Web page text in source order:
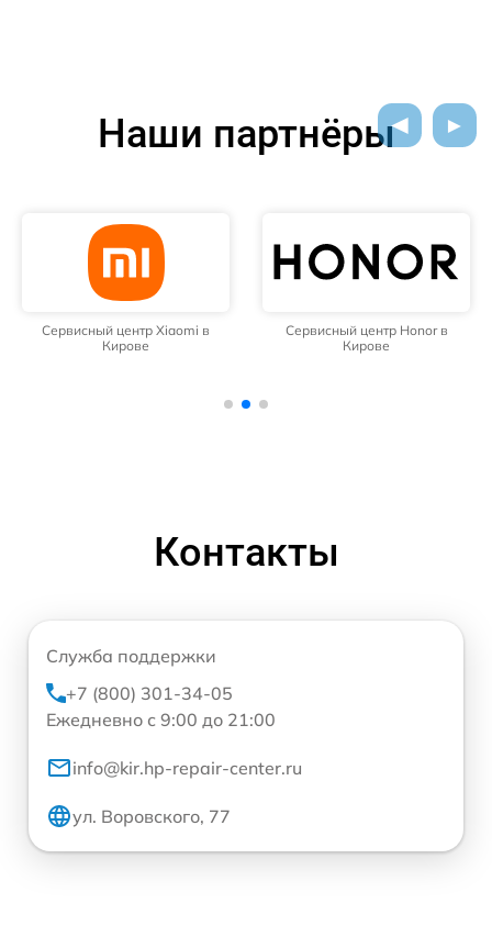
Наши партнёры
Сервисный центр Xiaomi в
Кирове
Сервисный центр Honor в
Кирове
Контакты
Служба поддержки
+7 (800) 301-34-05
Ежедневно с 9:00 до 21:00
info@kir.hp-repair-center.ru
ул. Воровского, 77